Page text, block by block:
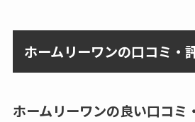
ホームリーワンの口コミ・
ホームリーワンの良い口コミ